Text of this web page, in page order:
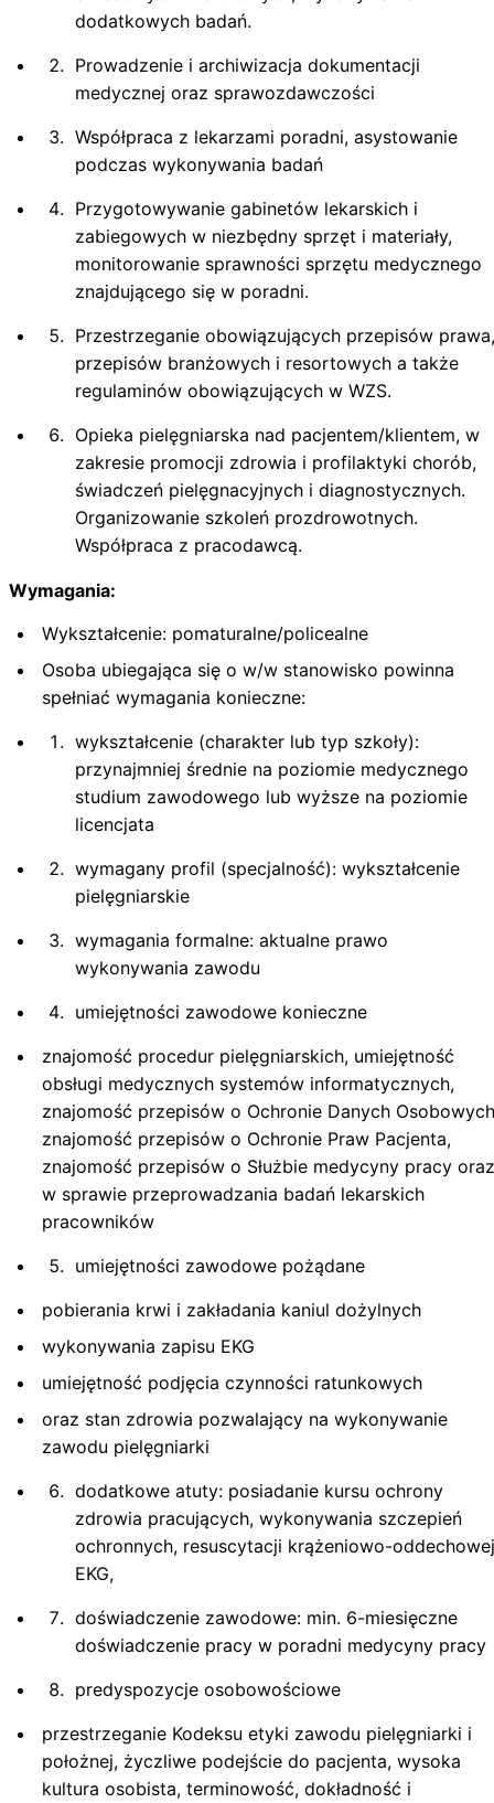
dodatkowych badań.
Prowadzenie i archiwizacja dokumentacji
medycznej oraz sprawozdawczości
Współpraca z lekarzami poradni, asystowanie
podczas wykonywania badań
Przygotowywanie gabinetów lekarskich i
zabiegowych w niezbędny sprzęt i materiały,
monitorowanie sprawności sprzętu medycznego
znajdującego się w poradni.
Przestrzeganie obowiązujących przepisów prawa,
przepisów branżowych i resortowych a także
regulaminów obowiązujących w WZS.
Opieka pielęgniarska nad pacjentem/klientem, w
zakresie promocji zdrowia i profilaktyki chorób,
świadczeń pielęgnacyjnych i diagnostycznych.
Organizowanie szkoleń prozdrowotnych.
Współpraca z pracodawcą.
Wymagania:
Wykształcenie: pomaturalne/policealne
Osoba ubiegająca się o w/w stanowisko powinna
spełniać wymagania konieczne:
wykształcenie (charakter lub typ szkoły):
przynajmniej średnie na poziomie medycznego
studium zawodowego lub wyższe na poziomie
licencjata
wymagany profil (specjalność): wykształcenie
pielęgniarskie
wymagania formalne: aktualne prawo
wykonywania zawodu
umiejętności zawodowe konieczne
znajomość procedur pielęgniarskich, umiejętność
obsługi medycznych systemów informatycznych,
znajomość przepisów o Ochronie Danych
znajomość przepisów o Ochronie Praw Pacjenta,
znajomość przepisów o Służbie medycyny pracy oraz
w sprawie przeprowadzania badań lekarskich
pracowników
umiejętności zawodowe pożądane
pobierania krwi i zakładania kaniul dożylnych
wykonywania zapisu EKG
umiejętność podjęcia czynności ratunkowych
oraz stan zdrowia pozwalający na wykonywanie
zawodu pielęgniarki
dodatkowe atuty: posiadanie kursu ochrony
zdrowia pracujących, wykonywania szczepień
ochronnych, resuscytacji krążeniowo-
EKG,
doświadczenie zawodowe: min. 6-miesięczne
doświadczenie pracy w poradni medycyny pracy
predyspozycje osobowościowe
przestrzeganie Kodeksu etyki zawodu pielęgniarki i
położnej, życzliwe podejście do pacjenta, wysoka
kultura osobista, terminowość, dokładność i